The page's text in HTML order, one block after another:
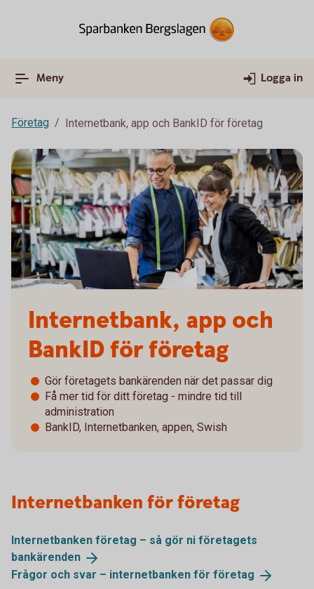
Meny Logga in
Företag Internetbank, app och BankID för företag
Internetbank, app och
BankID för företag
Gör företagets bankärenden när det passar dig
Få mer tid för ditt företag - mindre tid till
administration
BankID, Internetbanken, appen, Swish
Internetbanken för företag
Internetbanken företag – så gör ni företagets
bankärenden
Frågor och svar – internetbanken för företag